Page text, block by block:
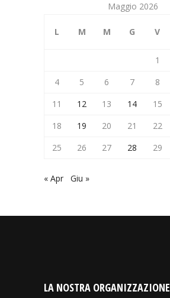
Maggio 2026
L M M G V
1
4
5 6 7 8
11
12 13 14 15
18
19 20 21 22
25
26 27 28 29
« Apr Giu »
LA NOSTRA ORGANIZZAZIONE